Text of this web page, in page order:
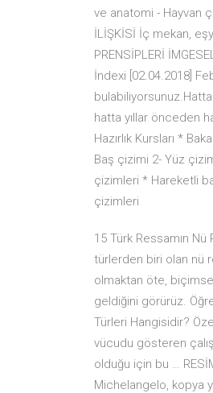
ve anatomi - Hayvan
İLİŞKİSİ İç mekan,
PRENSİPLERİ
İndexi [02.04.2018]
hatta yıllar önceden
Hazırlık Kursları *
Baş çizimi 2- Yüz
çizimleri * Hareketli
çizimleri
15 Türk Ressamın
türlerden biri olan nü
olmaktan öte,
geldiğini görürüz.
Türleri Hangisidir?
vücudu gösteren
olduğu için bu …
Michelangelo, kopya